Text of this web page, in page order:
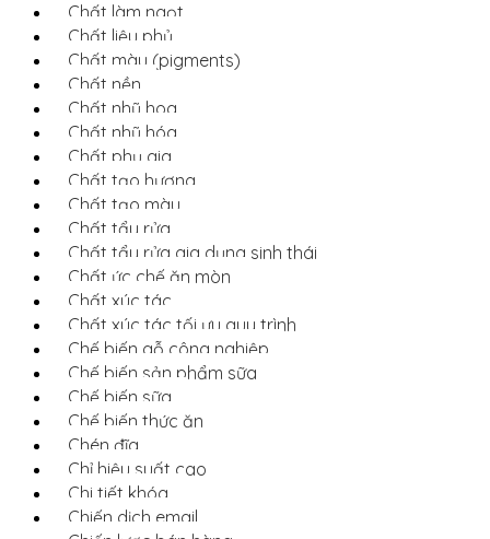
Chất làm ngọt
Chất liệu phủ
Chất màu (pigments)
Chất nền
Chất nhũ hoa
Chất nhũ hóa
Chất phụ gia
Chất tạo hương
Chất tạo màu
Chất tẩy rửa
Chất tẩy rửa gia dụng sinh thái
Chất ức chế ăn mòn
Chất xúc tác
Chất xúc tác tối ưu quy trình
Chế biến gỗ công nghiệp
Chế biến sản phẩm sữa
Chế biến sữa
Chế biến thức ăn
Chén đĩa
Chỉ hiệu suất cao
Chi tiết khóa
Chiến dịch email